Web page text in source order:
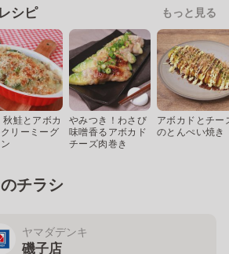
シピ もっと見る
秋鮭とアボカ
クリーミーグ
やみつき！わさび
味噌香るアボカド
チーズ肉巻き
アボカドとチー
のとんぺい焼き
チラシ
ヤマダデンキ
磯子店